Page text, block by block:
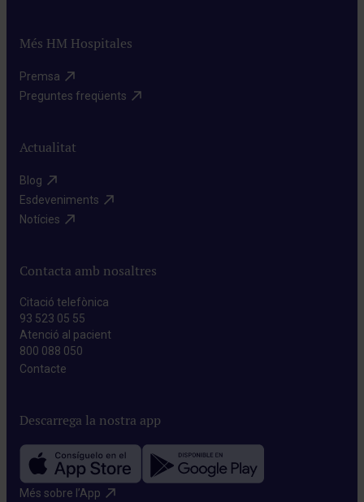
Més HM Hospitales
Premsa​
Preguntes freqüents​
Actualitat
Blog​
Esdeveniments​
Notícies​
Contacta amb nosaltres
Citació telefònica
93 523 05 55
Atenció al pacient
800 088 050
Contacte​
Descarrega la nostra app
Més sobre l’App​